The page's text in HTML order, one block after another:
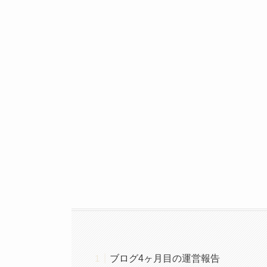
ブログ4ヶ月目の運営報告